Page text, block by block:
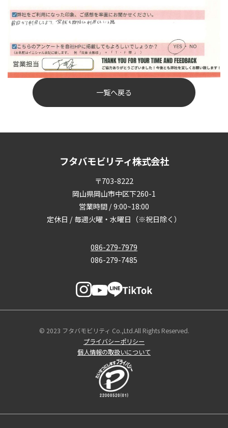
一覧へ戻る
フタバモビリティ株式会社
〒703-8222
岡山県岡山市中区下260-1
営業時間 / 9:00~18:00
定休日 / 毎週火曜・水曜日（※祝日除く）
086-279-7979
086-279-7485
© 2023 フタバモビリティ Co.,Ltd.All Rights Reserved.
プライバシーポリシー
個人情報の取扱いについて